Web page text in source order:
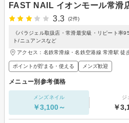
FAST NAIL イオンモール常滑
3.3
(2件)
《パラジェル取扱店・常滑最安級・リピート率
ト/ニュアンスなど
アクセス：名鉄常滑線・名鉄空港線 常滑駅 徒
ポイントが貯まる・使える メンズ歓迎
メニュー別参考価格
メンズネイル
￥3,100～
ジ
￥